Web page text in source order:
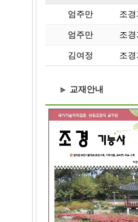
엄주만
조
엄주만 조
김여정 조
교재안내